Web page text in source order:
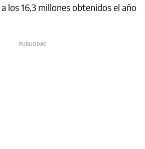
los 16,3 millones obtenidos el año